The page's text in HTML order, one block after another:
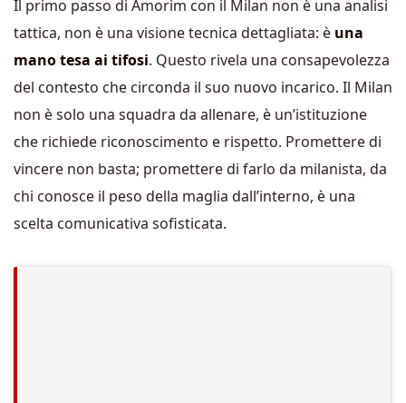
Il primo passo di Amorim con il Milan non è una analisi
tattica, non è una visione tecnica dettagliata: è una
mano tesa ai tifosi. Questo rivela una consapevolezza
del contesto che circonda il suo nuovo incarico. Il Milan
non è solo una squadra da allenare, è un’istituzione
che richiede riconoscimento e rispetto. Promettere di
vincere non basta; promettere di farlo da milanista, da
chi conosce il peso della maglia dall’interno, è una
scelta comunicativa sofisticata.